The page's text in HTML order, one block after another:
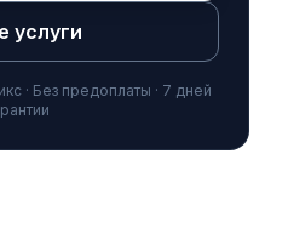
услуги
· Без предоплаты · 7 дней